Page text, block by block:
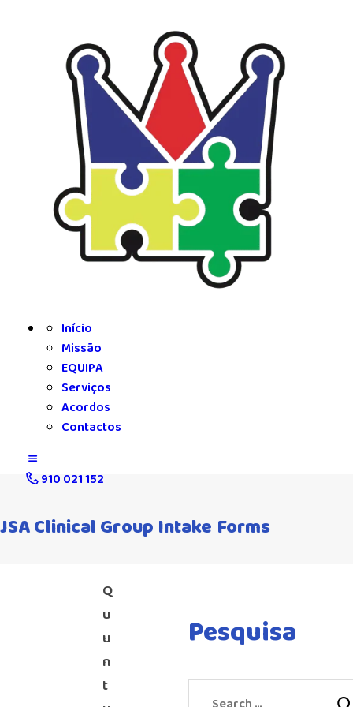
Início
Missão
EQUIPA
Serviços
Acordos
Contactos
910 021 152
JSA Clinical Group Intake Forms
MISSÃO
EQUIPA
SERVIÇOS
ACORDOS
CONTACTOS
Q
u
u
n
t
Pesquisa